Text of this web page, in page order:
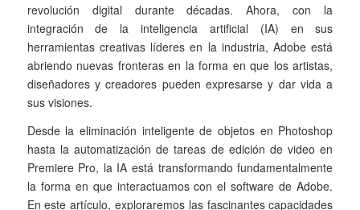
revolución digital durante décadas. Ahora, con la
integración de la inteligencia artificial (IA) en sus
herramientas creativas líderes en la industria, Adobe está
abriendo nuevas fronteras en la forma en que los artistas,
diseñadores y creadores pueden expresarse y dar vida a
sus visiones.
Desde la eliminación inteligente de objetos en Photoshop
hasta la automatización de tareas de edición de video en
Premiere Pro, la IA está transformando fundamentalmente
la forma en que interactuamos con el software de Adobe.
En este artículo, exploraremos las fascinantes capacidades